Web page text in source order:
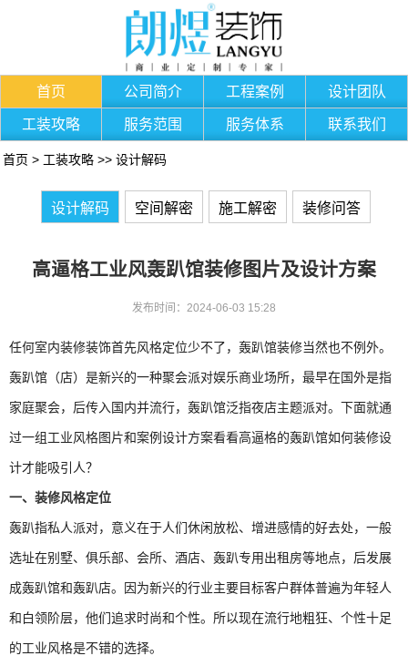
首页 公司简介 工程案例 设计团队
工装攻略 服务范围 服务体系 联系我们
首页 > 工装攻略 >> 设计解码
设计解码 空间解密 施工解密 装修问答
高逼格工业风轰趴馆装修图片及设计方案
发布时间：2024-06-03 15:28
任何室内装修装饰首先风格定位少不了，轰趴馆装修当然也不例外。
轰趴馆（店）是新兴的一种聚会派对娱乐商业场所，最早在国外是指
家庭聚会，后传入国内并流行，轰趴馆泛指夜店主题派对。下面就通
过一组工业风格图片和案例设计方案看看高逼格的轰趴馆如何装修设
计才能吸引人？
一、装修风格定位
轰趴指私人派对，意义在于人们休闲放松、增进感情的好去处，一般
选址在别墅、俱乐部、会所、酒店、轰趴专用出租房等地点，后发展
成轰趴馆和轰趴店。因为新兴的行业主要目标客户群体普遍为年轻人
和白领阶层，他们追求时尚和个性。所以现在流行地粗狂、个性十足
的工业风格是不错的选择。